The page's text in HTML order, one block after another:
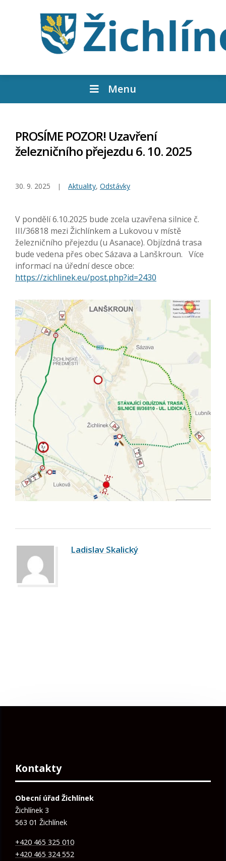
Menu
PROSÍME POZOR! Uzavření
železničního přejezdu 6. 10. 2025
30. 9. 2025 Aktuality, Odstávky
V pondělí 6.10.2025 bude zcela uzavřena silnice č.
III/36818 mezi Žichlínkem a Lukovou v místě
železničního přejezdu (u Asanace). Objízdná trasa
bude vedena přes obec Sázava a Lanškroun. Více
informací na úřední desce obce:
https://zichlinek.eu/post.php?id=2430
Ladislav Skalický
Kontakty
Obecní úřad Žichlínek
Žichlínek 3
563 01 Žichlínek
+420 465 325 010
+420 465 324 552